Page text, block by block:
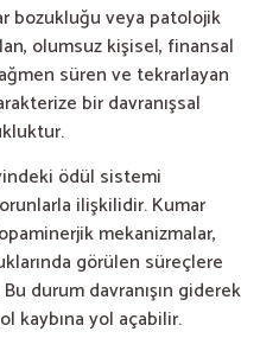
bozukluğu veya patolojik
olumsuz kişisel, finansal
süren ve tekrarlayan
bir davranışsal
ödül sistemi
ilişkilidir. Kumar
mekanizmalar,
görülen süreçlere
durum davranışın giderek
kaybına yol açabilir.